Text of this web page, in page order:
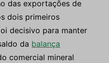
das exportações de
dois primeiros
decisivo para manter
da balança
comercial mineral